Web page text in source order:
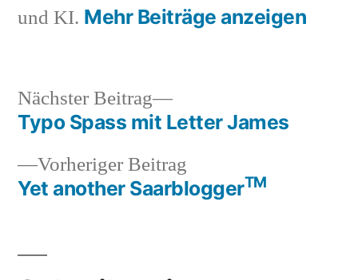
und KI. Mehr Beiträge anzeigen
Beitragsnavigation
Vorheriger Beitrag
Beitrag:
Yet another SaarbloggerTM
Nächster Beitrag
Nächster
Beitrag:
Typo Spass mit Letter James